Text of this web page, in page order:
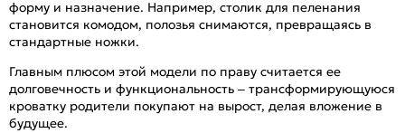
форму и назначение. Например, столик для пеленания
становится комодом, полозья снимаются, превращаясь в
стандартные ножки.
Главным плюсом этой модели по праву считается ее
долговечность и функциональность – трансформирующуюся
кроватку родители покупают на вырост, делая вложение в
будущее.